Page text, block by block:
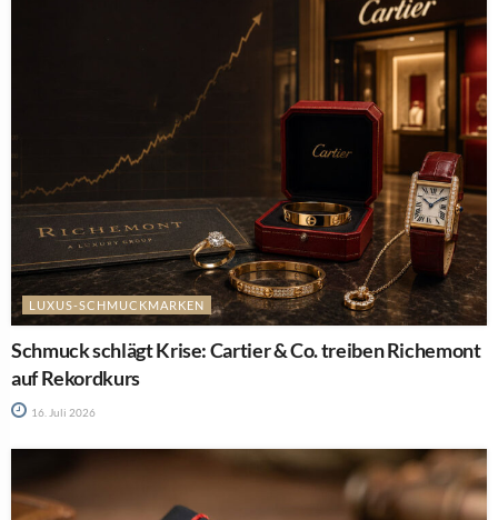
LUXUS-SCHMUCKMARKEN
Schmuck schlägt Krise: Cartier & Co. treiben Richemont
auf Rekordkurs
16. Juli 2026